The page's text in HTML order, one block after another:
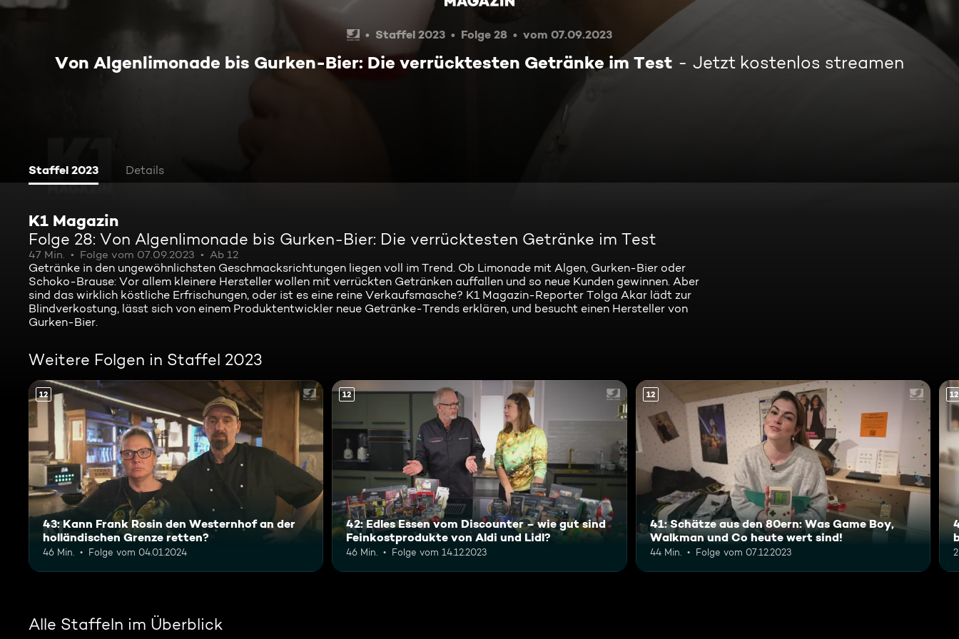
Staffel 2023 Folge 28 vom 07.09.2023
Von Algenlimonade bis Gurken-Bier: Die verrücktesten Getränke im Test Jetzt kostenlos streamen
Staffel 2023 Details
K1 Magazin
Folge 28: Von Algenlimonade bis Gurken-Bier: Die verrücktesten Getränke im Test
47 Min. Folge vom 07.09.2023 Ab 12
Getränke in den ungewöhnlichsten Geschmacksrichtungen liegen voll im Trend. Ob Limonade mit Algen, Gurken-Bier oder
Schoko-Brause: Vor allem kleinere Hersteller wollen mit verrückten Getränken auffallen und so neue Kunden gewinnen. Aber
sind das wirklich köstliche Erfrischungen, oder ist es eine reine Verkaufsmasche? K1 Magazin-Reporter Tolga Akar lädt zur
Blindverkostung, lässt sich von einem Produktentwickler neue Getränke-Trends erklären, und besucht einen Hersteller von
Gurken-Bier.
Weitere Folgen in Staffel 2023
12
43: Kann Frank Rosin den Westernhof an der
holländischen Grenze retten?
46 Min. Folge vom 04.01.2024
12
42: Edles Essen vom Discounter – wie gut sind
Feinkostprodukte von Aldi und Lidl?
46 Min. Folge vom 14.12.2023
12
41: Schätze aus den 80ern: Was Game Boy,
Walkman und Co heute wert sind!
44 Min. Folge vom 07.12.2023
12
Alle Staffeln im Überblick